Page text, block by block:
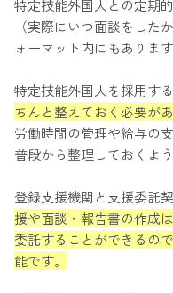
特定技能外国人との定期
（実際にいつ面談をした
ォーマット内にもあります
特定技能外国人を採用する
ちんと整えておく必要があ
労働時間の管理や給与の
普段から整理しておくよ
登録支援機関と支援委託
援や面談・報告書の作成は
委託することができるの
能です。